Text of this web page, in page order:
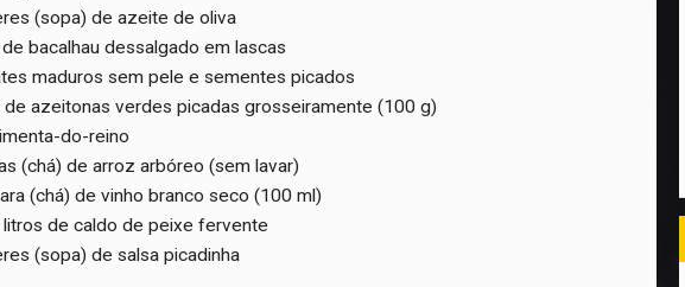
(sopa) de azeite de oliva
bacalhau dessalgado em lascas
maduros sem pele e sementes picados
de azeitonas verdes picadas grosseiramente (100 g)
do-reino
(chá) de arroz arbóreo (sem lavar)
(chá) de vinho branco seco (100 ml)
litros de caldo de peixe fervente
(sopa) de salsa picadinha